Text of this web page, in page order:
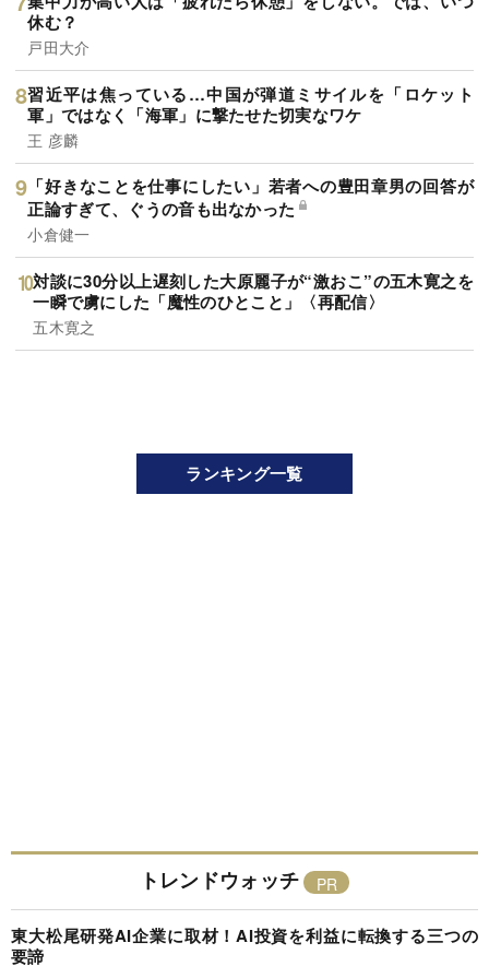
休む？
戸田大介
習近平は焦っている…中国が弾道ミサイルを「ロケット
軍」ではなく「海軍」に撃たせた切実なワケ
王 彦麟
「好きなことを仕事にしたい」若者への豊田章男の回答が
正論すぎて、ぐうの音も出なかった
小倉健一
対談に30分以上遅刻した大原麗子が“激おこ”の五木寛之を
一瞬で虜にした「魔性のひとこと」〈再配信〉
五木寛之
ランキング一覧
トレンドウォッチ
東大松尾研発AI企業に取材！AI投資を利益に転換する三つの
要諦